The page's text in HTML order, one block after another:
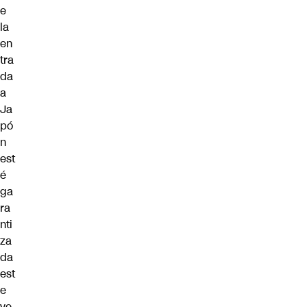
e
la
en
tra
da
a
Ja
pó
n
est
é
ga
ra
nti
za
da
est
e